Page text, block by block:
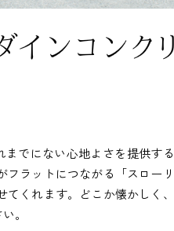
でにない心地よさを提供する
フラットにつながる「スローリ
くれます。どこか懐かしく、
。